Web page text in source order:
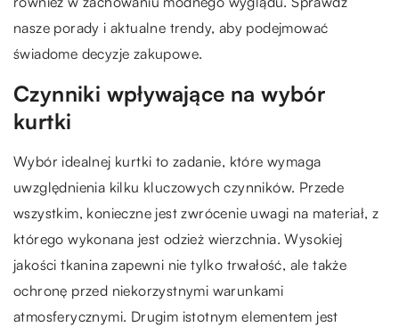
nasze porady i aktualne trendy, aby podejmować
świadome decyzje zakupowe.
Czynniki wpływające na wybór
kurtki
Wybór idealnej kurtki to zadanie, które wymaga
uwzględnienia kilku kluczowych czynników. Przede
wszystkim, konieczne jest zwrócenie uwagi na materiał, z
którego wykonana jest odzież wierzchnia. Wysokiej
jakości tkanina zapewni nie tylko trwałość, ale także
ochronę przed niekorzystnymi warunkami
atmosferycznymi. Drugim istotnym elementem jest